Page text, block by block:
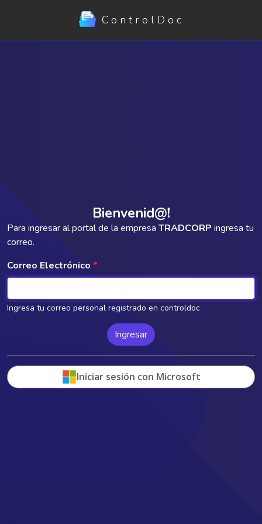
ControlDoc
Bienvenid@!
Para ingresar al portal de la empresa TRADCORP ingresa tu
correo.
Correo Electrónico
Ingresa tu correo personal registrado en controldoc
Iniciar sesión con Microsoft